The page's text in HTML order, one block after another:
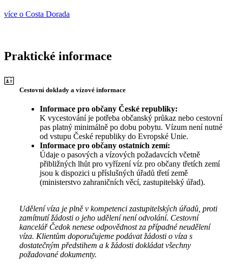
více o Costa Dorada
Praktické informace
Cestovní doklady a vízové informace
Informace pro občany České republiky:
K vycestování je potřeba občanský průkaz nebo cestovní
pas platný minimálně po dobu pobytu. Vízum není nutné
od vstupu České republiky do Evropské Unie.
Informace pro občany ostatních zemí:
Údaje o pasových a vízových požadavcích včetně
přibližných lhůt pro vyřízení víz pro občany třetích zemí
jsou k dispozici u příslušných úřadů třetí země
(ministerstvo zahraničních věcí, zastupitelský úřad).
Udělení víza je plně v kompetenci zastupitelských úřadů, proti
zamítnutí žádosti o jeho udělení není odvolání. Cestovní
kancelář Čedok nenese odpovědnost za případné neudělení
víza. Klientům doporučujeme podávat žádosti o víza s
dostatečným předstihem a k žádosti dokládat všechny
požadované dokumenty.